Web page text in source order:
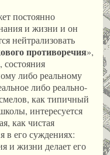
постоянно
и жизни и он
нейтрализовать
противоречия»,
, состояния
либо реальному
либо реально-
как типичный
интересуется
как чистая
в его суждениях:
и жизни делает его